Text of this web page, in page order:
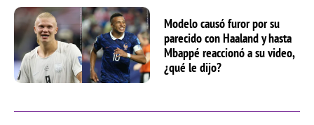
Modelo causó furor por su
parecido con Haaland y hasta
Mbappé reaccionó a su video,
¿qué le dijo?